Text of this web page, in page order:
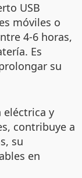
USB
móviles o
4-6 horas,
Es
su
eléctrica y
contribuye a
su
en